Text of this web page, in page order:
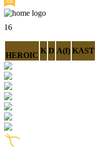
16
HEROIC
K D A(f) KAST